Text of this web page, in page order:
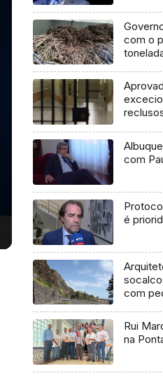
com o
com
é
com
Rui
na